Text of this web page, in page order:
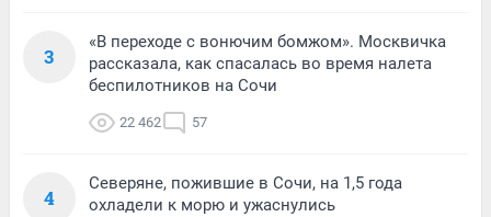
3
«В переходе с вонючим бомжом». Москвичка
рассказала, как спасалась во время налета
беспилотников на Сочи
22 462 57
4
Северяне, пожившие в Сочи, на 1,5 года
охладели к морю и ужаснулись